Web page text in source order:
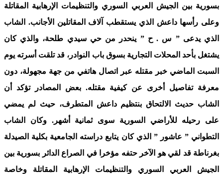
بسورية بين الجيش العربي السوري والتنظيمات الإرهابية المقاتلة
وعلى رأسها داعش الذي يستقطب آلاف المقاتلين الأجانب. الشاب
الذي يدعى ” س . ح ” ينحدر من حي سيدي طلحة، والذي كان
يشتغل بأحد المحلات التجارية بسوق باب النوادر، قد تلقت أسرته يوم
السبت الماضي خبر مقتله عبر اتصال هاتفي من جهة مجهولة، دون
معرفة تفاصيل أخرى عن كيفية مقتله. بعض المصادر تؤكد أن
الشاب حديث الالتحاق بنتظيم داعش المتطرف، حيث لم يمضي
على رحيله للأراضي السورية سوى ثمانية أشهر. وكان الشاب
التطواني ” عاشور ” الذي كان يتابع دراسته الجامعية بكلية الصيدلة
بغرناطة قد لقي هو الآخر حتفه مؤخرا في الصراع الدائر بسورية بين
الجيش العربي السوري والتنظيمات الإرهابية المقاتلة وخاصة